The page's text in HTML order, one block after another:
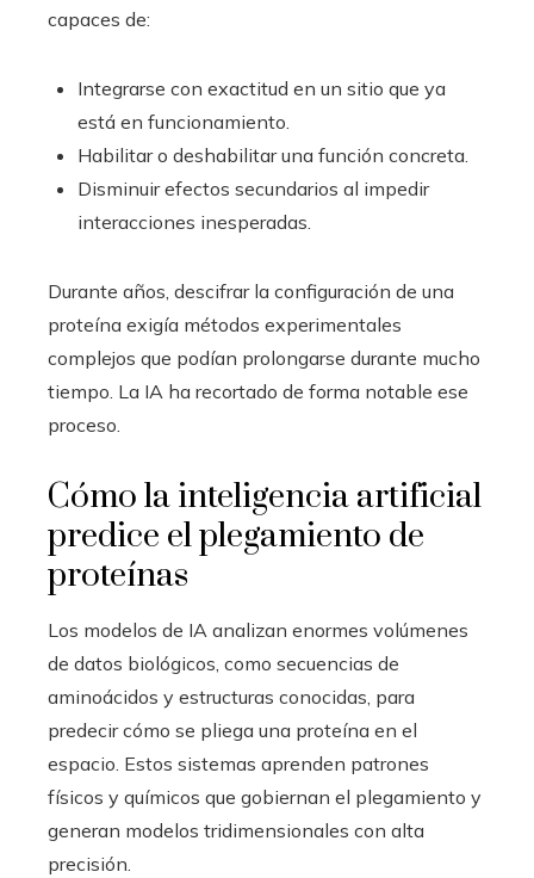
capaces de:
Integrarse con exactitud en un sitio que ya
está en funcionamiento.
Habilitar o deshabilitar una función concreta.
Disminuir efectos secundarios al impedir
interacciones inesperadas.
Durante años, descifrar la configuración de una
proteína exigía métodos experimentales
complejos que podían prolongarse durante mucho
tiempo. La IA ha recortado de forma notable ese
proceso.
Cómo la inteligencia artificial
predice el plegamiento de
proteínas
Los modelos de IA analizan enormes volúmenes
de datos biológicos, como secuencias de
aminoácidos y estructuras conocidas, para
predecir cómo se pliega una proteína en el
espacio. Estos sistemas aprenden patrones
físicos y químicos que gobiernan el plegamiento y
generan modelos tridimensionales con alta
precisión.